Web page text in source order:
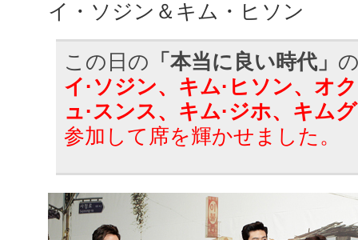
イ・ソジン＆キム・ヒソン
この日の 「本当に良い時代」
イ·ソジン、キム·ヒソン、オ
ュ·スンス、キム·ジホ、キム
参加して席を輝かせました。